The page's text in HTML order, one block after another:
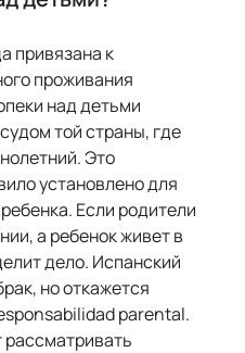
привязана к
проживания
над детьми
той страны, где
Это
установлено для
Если родители
а ребенок живет в
дело. Испанский
но откажется
parental.
рассматривать